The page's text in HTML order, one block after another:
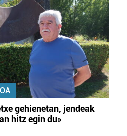
gehienetan, jendeak
hitz egin du»